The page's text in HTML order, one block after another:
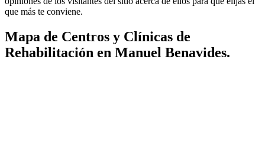
que más te conviene.
Mapa de Centros y Clínicas de
Rehabilitación en Manuel Benavides.